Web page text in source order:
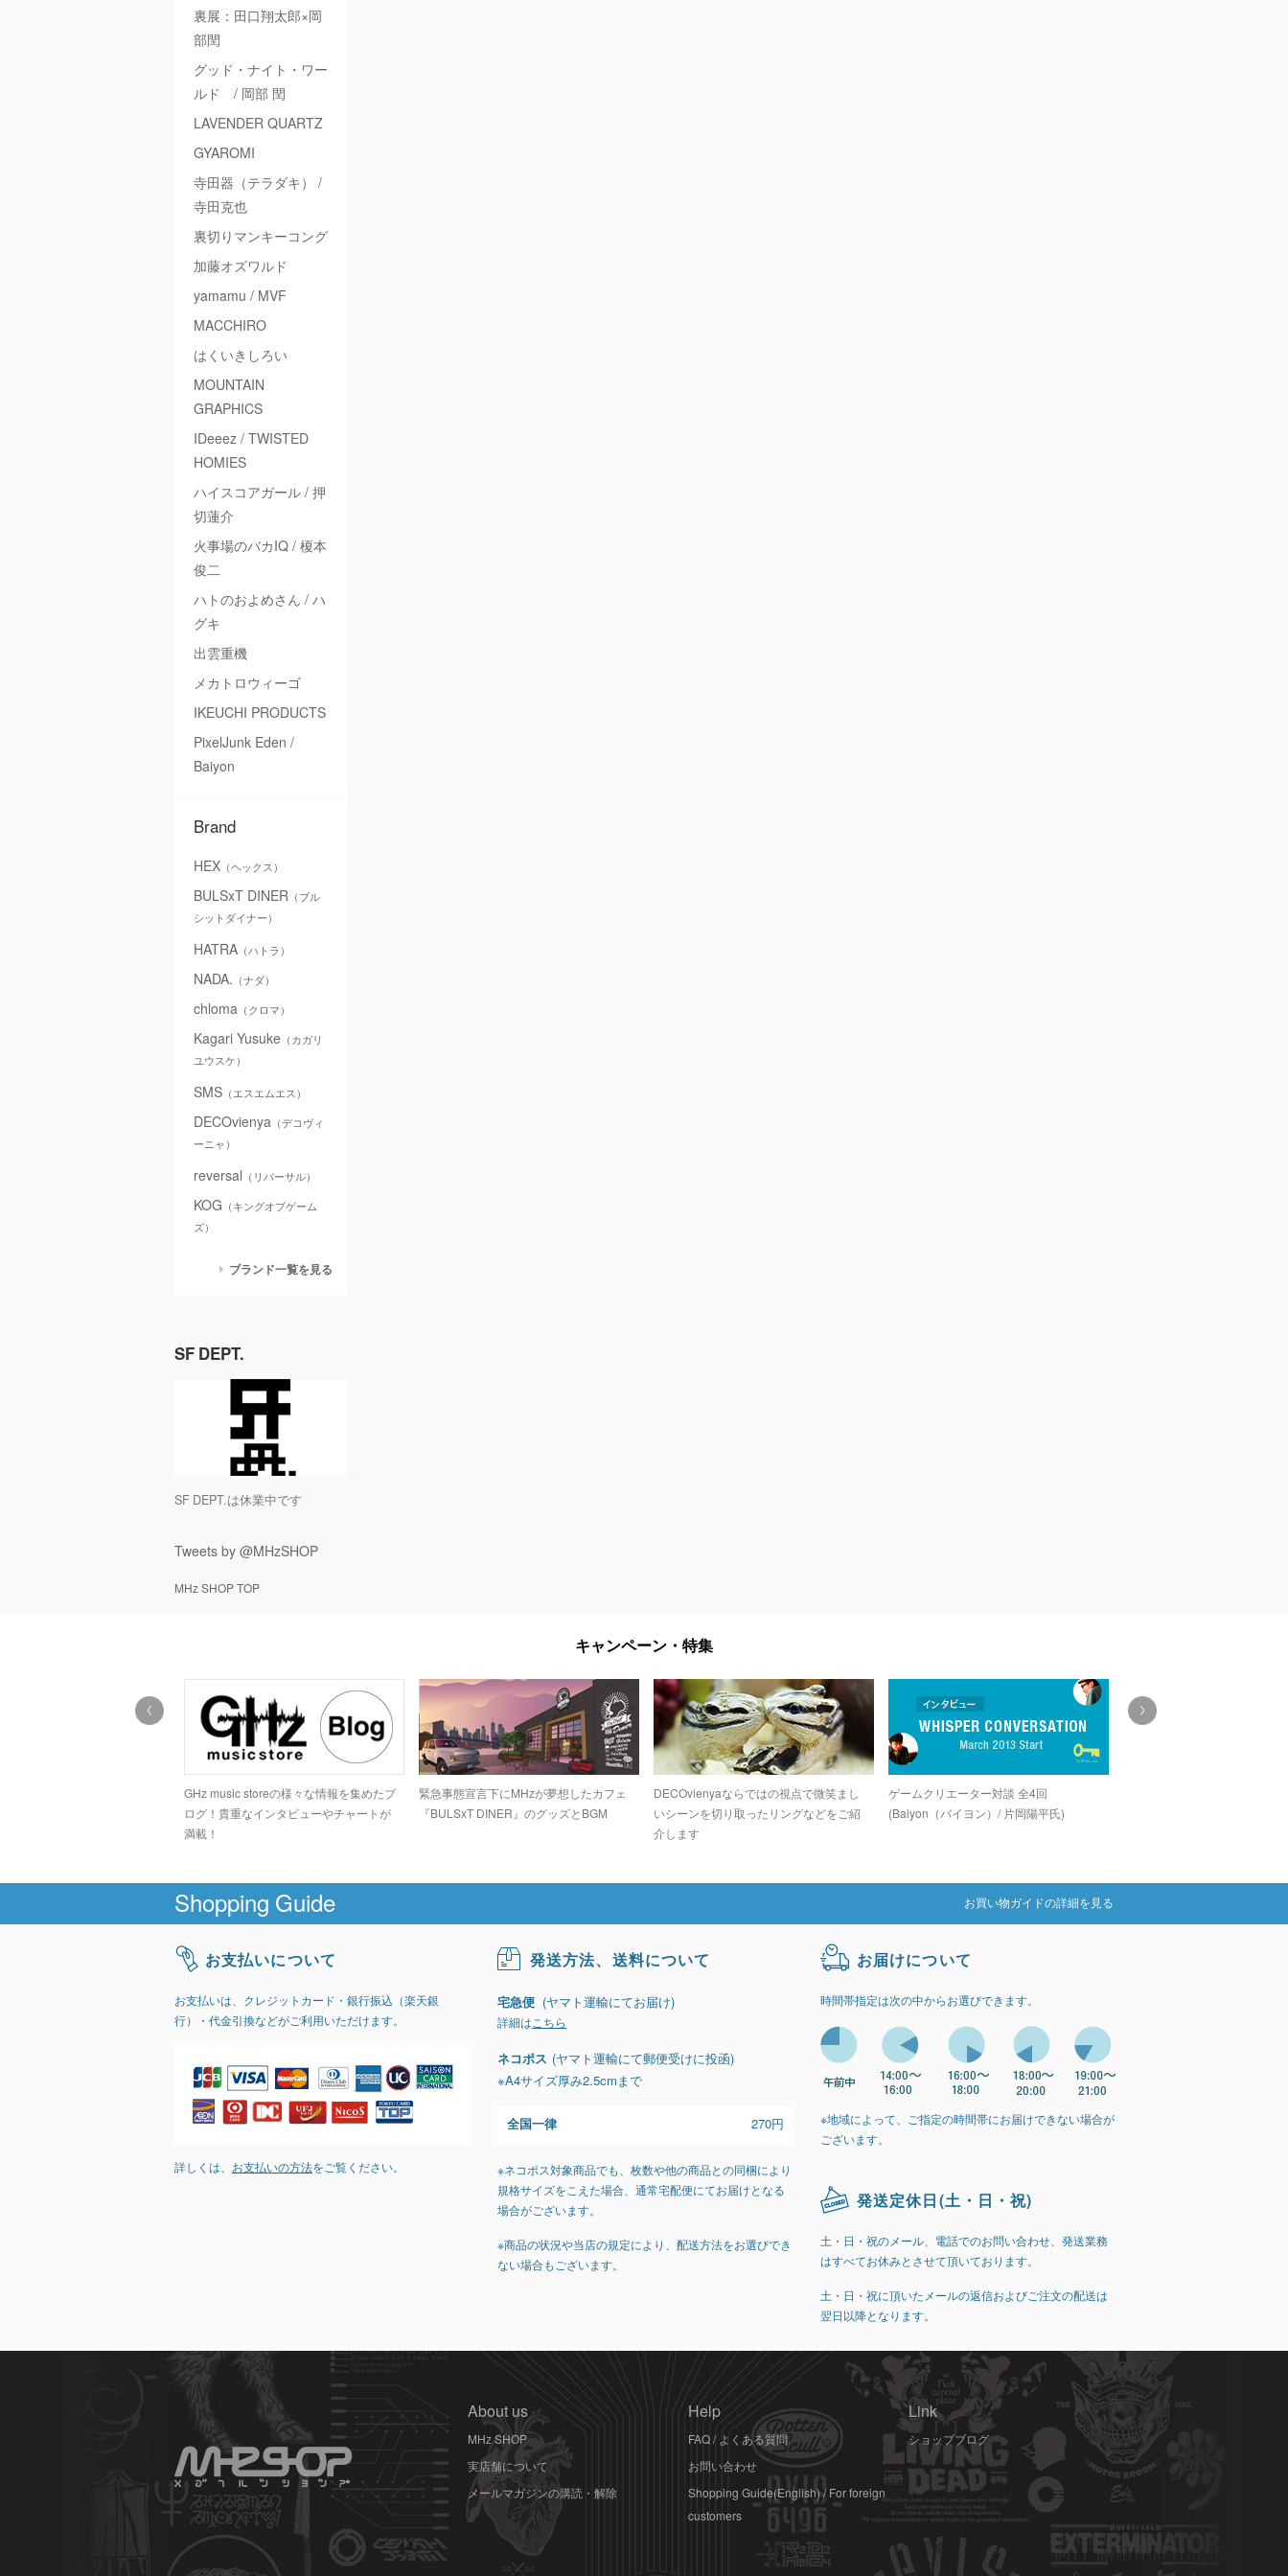
裏展：田口翔太郎×岡
部閏
グッド・ナイト・ワー
ルド / 岡部 閏
LAVENDER QUARTZ
GYAROMI
寺田器（テラダキ） /
寺田克也
裏切りマンキーコング
加藤オズワルド
yamamu / MVF
MACCHIRO
はくいきしろい
MOUNTAIN
GRAPHICS
IDeeez / TWISTED
HOMIES
ハイスコアガール / 押
切蓮介
火事場のバカIQ / 榎本
俊二
ハトのおよめさん / ハ
グキ
出雲重機
メカトロウィーゴ
IKEUCHI PRODUCTS
PixelJunk Eden /
Baiyon
Brand
HEX （ヘックス）
BULSxT DINER （ブル
シットダイナー）
HATRA （ハトラ）
NADA. （ナダ）
chloma （クロマ）
Kagari Yusuke （カガリ
ユウスケ）
SMS （エスエムエス）
DECOvienya （デコヴィ
ーニャ）
reversal （リバーサル）
KOG （キングオブゲーム
ズ）
ブランド一覧を見る
SF DEPT.
SF DEPT.は休業中です
Tweets by @MHzSHOP
MHz SHOP TOP
キャンペーン・特集
GHz music storeの様々な情報を集めたブ
ログ！貴重なインタビューやチャートが
満載！
緊急事態宣言下にMHzが夢想したカフェ
『BULSxT DINER』のグッズとBGM
DECOvienyaならではの視点で微笑まし
いシーンを切り取ったリングなどをご紹
介します
ゲームクリエーター対談 全4回
(Baiyon（バイヨン）/ 片岡陽平氏)
Shopping Guide お買い物ガイドの詳細を見る
お支払いについて
お支払いは、クレジットカード・銀行振込（楽天銀
行）・代金引換などがご利用いただけます。
詳しくは、 お支払いの方法をご覧ください。
発送方法、送料について
宅急便 (ヤマト運輸にてお届け)
詳細は こちら
ネコポス (ヤマト運輸にて郵便受けに投函)
※A4サイズ厚み2.5cmまで
全国一律 270円
※ネコポス対象商品でも、枚数や他の商品との同梱により
規格サイズをこえた場合、通常宅配便にてお届けとなる
場合がございます。
※商品の状況や当店の規定により、配送方法をお選びでき
ない場合もございます。
お届けについて
時間帯指定は次の中からお選びできます。
※地域によって、ご指定の時間帯にお届けできない場合が
ございます。
発送定休日(土・日・祝)
土・日・祝のメール、電話でのお問い合わせ、発送業務
はすべてお休みとさせて頂いております。
土・日・祝に頂いたメールの返信およびご注文の配送は
翌日以降となります。
About us
MHz SHOP
実店舗について
メールマガジンの購読・解除
Help
FAQ / よくある質問
お問い合わせ
Shopping Guide(English) / For foreign
customers
Link
ショップブログ